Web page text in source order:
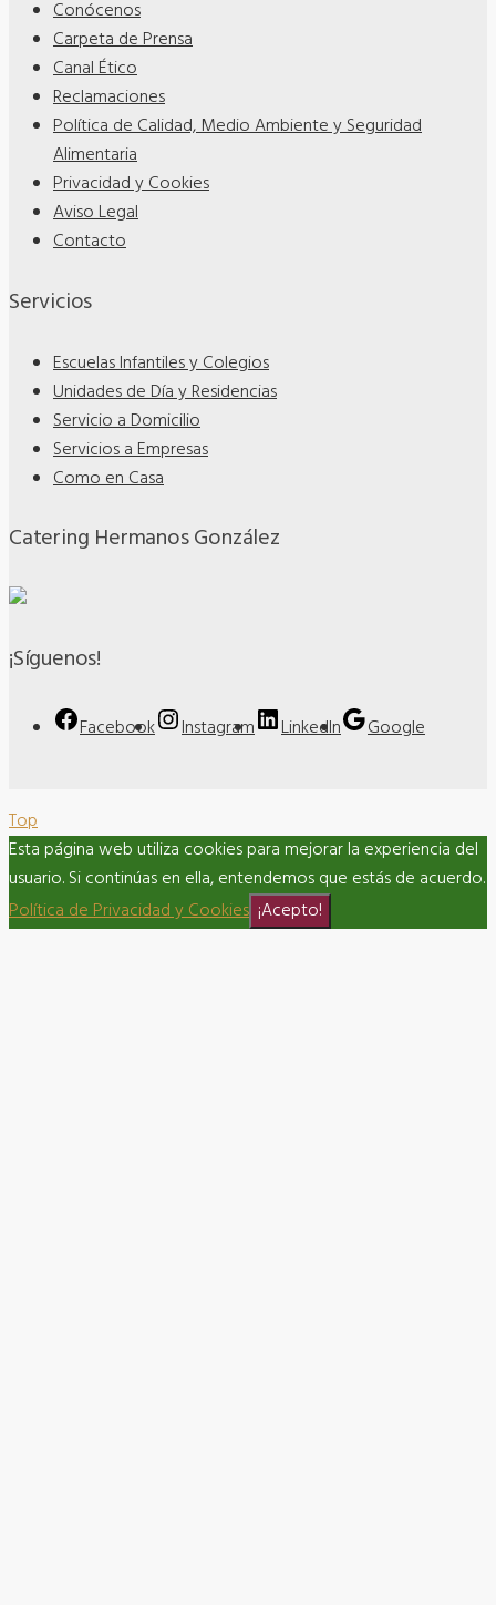
Conócenos
Carpeta de Prensa
Canal Ético
Reclamaciones
Política de Calidad, Medio Ambiente y Seguridad
Alimentaria
Privacidad y Cookies
Aviso Legal
Contacto
Servicios
Escuelas Infantiles y Colegios
Unidades de Día y Residencias
Servicio a Domicilio
Servicios a Empresas
Como en Casa
Catering Hermanos González
¡Síguenos!
Facebook Instagram LinkedIn Google
Top
Esta página web utiliza cookies para mejorar la experiencia del
usuario. Si continúas en ella, entendemos que estás de acuerdo.
Política de Privacidad y Cookies ¡Acepto!